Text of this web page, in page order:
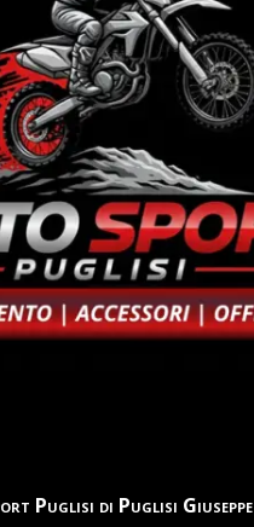
Puglisi di Puglisi Giuseppe